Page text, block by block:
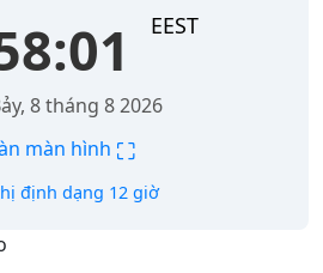
EEST
8 tháng 8 2026
màn hình ⛶
định dạng 12 giờ